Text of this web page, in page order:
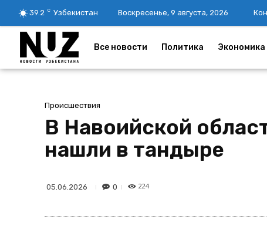
39.2 C Узбекистан Воскресенье, 9 августа, 2026
Все новости Политика Экономика
Происшествия
В Навоийской
нашли в тандыре
05.06.2026 0 224